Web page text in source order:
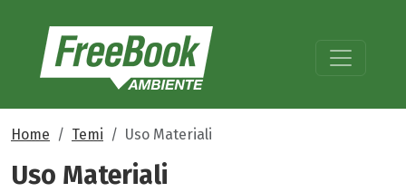
Home Temi Uso Materiali
Uso Materiali